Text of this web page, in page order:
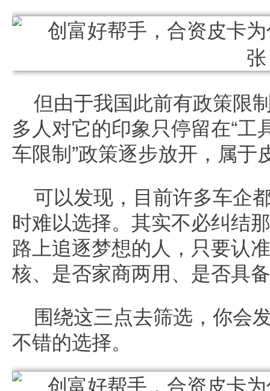
但由于我国此前有政策限
多人对它的印象只停留在“工
车限制”政策逐步放开，属于
可以发现，目前许多车企
时难以选择。其实不必纠结
路上追逐梦想的人，只要认
核、是否家商两用、是否具
围绕这三点去筛选，你会
不错的选择。